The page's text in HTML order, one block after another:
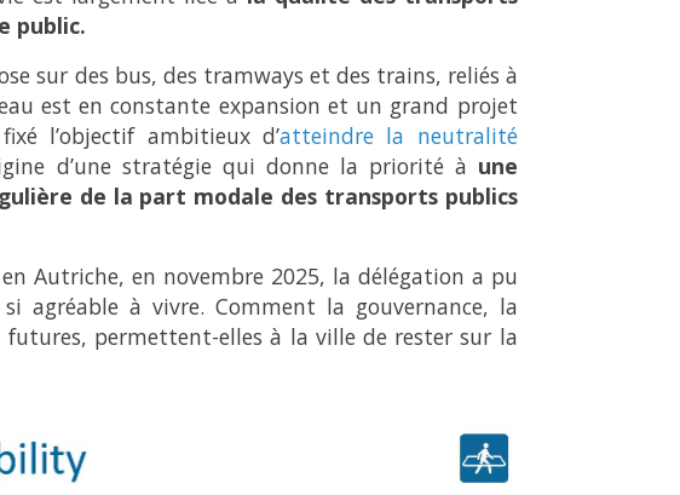
public.
sur des bus, des tramways et des trains, reliés à
est en constante expansion et un grand projet
l’objectif ambitieux d’atteindre la neutralité
d’une stratégie qui donne la priorité à une
de la part modale des transports publics
Autriche, en novembre 2025, la délégation a pu
agréable à vivre. Comment la gouvernance, la
permettent-elles à la ville de rester sur la